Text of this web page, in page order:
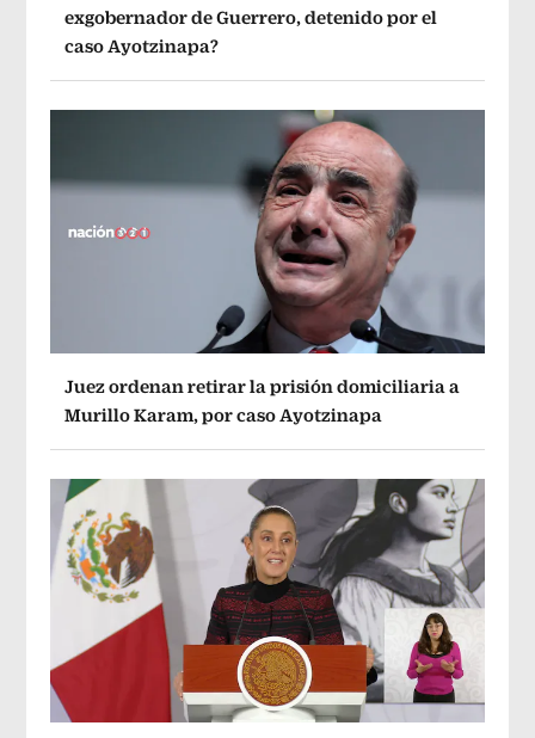
exgobernador de Guerrero, detenido por el
caso Ayotzinapa?
Juez ordenan retirar la prisión domiciliaria a
Murillo Karam, por caso Ayotzinapa